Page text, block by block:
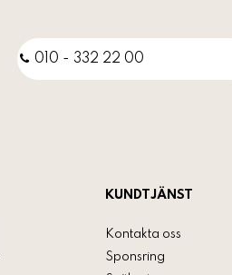
010 - 332 22 00
KUNDTJÄNST
Kontakta oss
Sponsring